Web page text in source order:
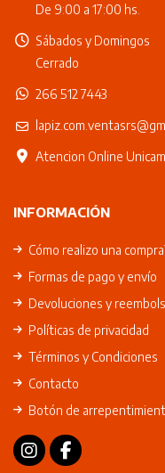
De 9:00 a 17:00 hs.
Sábados y Domingos
Cerrado
266 512 7443
Atencion Online
INFORMACIÓN
Cómo realizo una
Formas de pago y envío
Devoluciones y
Políticas de privacidad
Términos y Condiciones
Contacto
Botón de